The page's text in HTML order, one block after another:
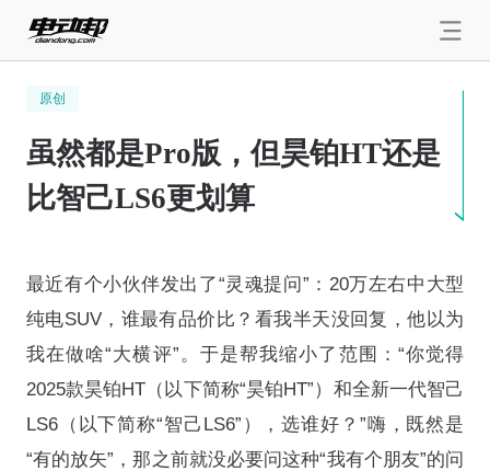
原创
虽然都是Pro版，但昊铂HT还是
比智己LS6更划算
最近有个小伙伴发出了“灵魂提问”：20万左右中大型
纯电SUV，谁最有品价比？看我半天没回复，他以为
我在做啥“大横评”。于是帮我缩小了范围：“你觉得
2025款昊铂HT（以下简称“昊铂HT”）和全新一代智己
LS6（以下简称“智己LS6”），选谁好？”嗨，既然是
“有的放矢”，那之前就没必要问这种“我有个朋友”的问